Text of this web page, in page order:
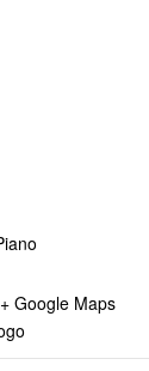
+ Google Maps